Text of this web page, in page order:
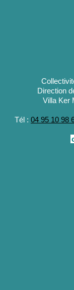
Direction
Villa Ker
Tél : 04 95 10 98